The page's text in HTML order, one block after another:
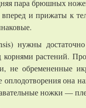
пара брюшных
и прижаты к
нужны
растений.
обремененные
она
ножки —